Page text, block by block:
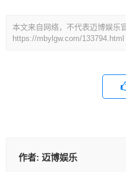
本文来自网络，不代表迈博娱乐
https://mbylgw.com/133794.html
作者: 迈博娱乐